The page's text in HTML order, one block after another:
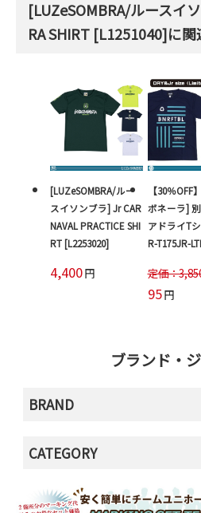
[LUZeSOMBRA/ルースイ
RA SHIRT [L1251040]に
[LUZeSOMBRA/ルー
スイソンブラ] Jr CAR
NAVAL PRACTICE SHI
RT [L2253020]
4,400円
【30％
ボネーラ]
アドライT
R-T175JR-
定価：
95円
ブランド・
BRAND
CATEGORY